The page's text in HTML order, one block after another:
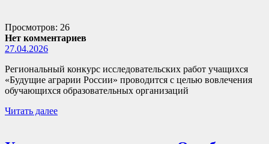
Просмотров: 26
Нет комментариев
27.04.2026
Региональный конкурс исследовательских работ учащихся
«Будущие аграрии России» проводится с целью вовлечения
обучающихся образовательных организаций
Читать далее